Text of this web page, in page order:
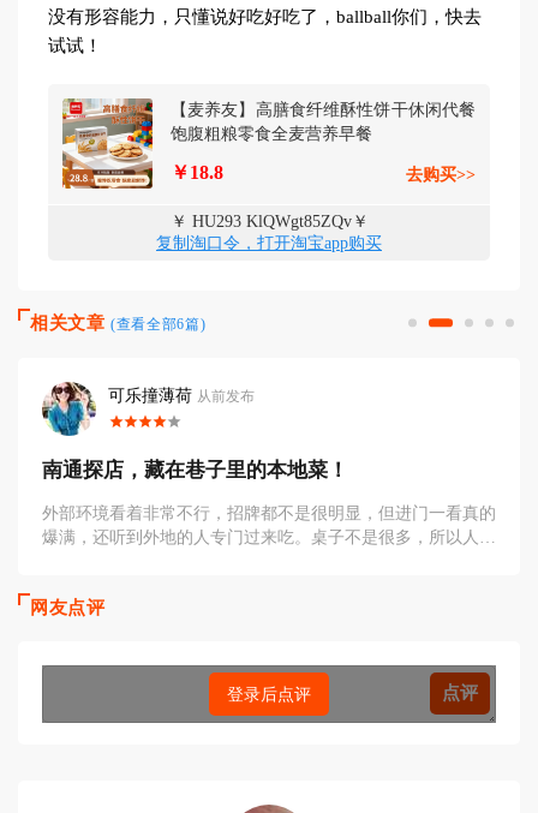
没有形容能力，只懂说好吃好吃了，ballball你们，快去
试试！
【麦养友】高膳食纤维酥性饼干休闲代餐
饱腹粗粮零食全麦营养早餐
￥18.8 去购买>>
￥ HU293 KlQWgt85ZQv￥
复制淘口令，打开淘宝app购买
相关文章 (查看全部6篇)
可乐撞薄荷 从前发布
南通探店，藏在巷子里的本地菜！
外部环境看着非常不行，招牌都不是很明显，但进门一看真的
爆满，还听到外地的人专门过来吃。桌子不是很多，所以人少
网友点评